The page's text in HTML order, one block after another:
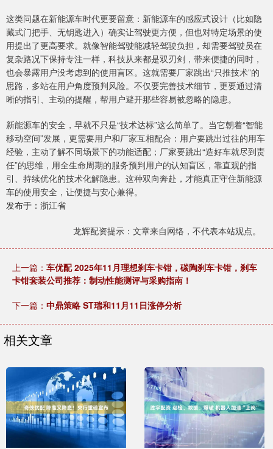
这类问题在新能源车时代更要留意：新能源车的感应式设计（比如隐
藏式门把手、无钥匙进入）确实让驾驶更方便，但也对特定场景的使
用提出了更高要求。就像智能驾驶能减轻驾驶负担，却需要驾驶员在
复杂路况下保持专注一样，科技从来都是双刃剑，带来便捷的同时，
也会暴露用户没考虑到的使用盲区。这就需要厂家跳出“只推技术”的
思路，多站在用户角度预判风险。不仅要完善技术细节，更要通过清
晰的指引、主动的提醒，帮用户避开那些容易被忽略的隐患。
新能源车的安全，早就不只是“技术达标”这么简单了。当它朝着“智能
移动空间”发展，更需要用户和厂家互相配合：用户要跳出过往的用车
经验，主动了解不同场景下的功能适配；厂家要跳出“造好车就尽到责
任”的思维，用全生命周期的服务预判用户的认知盲区，靠直观的指
引、持续优化的技术化解隐患。这种双向奔赴，才能真正守住新能源
车的使用安全，让便捷与安心兼得。
发布于：浙江省
龙辉配资提示：文章来自网络，不代表本站观点。
上一篇： 车优配 2025年11月理想刹车卡钳，碳陶刹车卡钳，刹车
卡钳套装公司推荐：制动性能测评与采购指南！
下一篇： 中鼎策略 ST瑞和11月11日涨停分析
相关文章